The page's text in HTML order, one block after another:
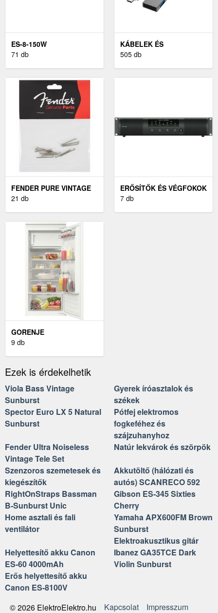
ES-8-150W
71 db
KÁBELEK ÉS
TARTOZÉKOK
505 db
FENDER PURE VINTAGE
BASS
21 db
ERŐSÍTŐK ÉS VÉGFOKOK
2000 WATT FELETT
7 db
GORENJE
HŰTŐSZEKRÉNY ÉS
9 db
Ezek is érdekelhetik
Viola Bass Vintage
Sunburst
Gyerek íróasztalok és
székek
Spector Euro LX 5 Natural
Sunburst
Pótfej elektromos
fogkeféhez és
szájzuhanyhoz
Fender Ultra Noiseless
Vintage Tele Set
Natúr lekvárok és szörpök
Szenzoros szemetesek és
kiegészítők
Akkutöltő (hálózati és
autós) SCANRECO 592
RightOnStraps Bassman
B-Sunburst Unic
Gibson ES-345 Sixties
Cherry
Home asztali és fali
ventilátor
Yamaha APX600FM Brown
Sunburst
Elektroakusztikus gitár
Helyettesítő akku Canon
ES-60 4000mAh
Ibanez GA35TCE Dark
Violin Sunburst
Erős helyettesítő akku
Canon ES-8100V
© 2026 ElektroElektro.hu
Kapcsolat
Impresszum